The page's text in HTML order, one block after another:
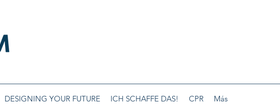
DESIGNING YOUR FUTURE ICH SCHAFFE DAS! CPR Más